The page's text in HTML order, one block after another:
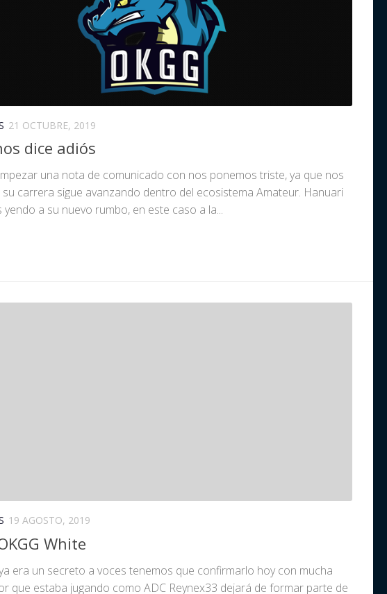
21 OCTUBRE, 2019
dice adiós
una nota de comunicado con nos ponemos triste, ya que nos
su carrera sigue avanzando dentro del ecosistema Amateur. Hanuari
a su nuevo rumbo, en este caso a la...
19 AGOSTO, 2019
White
era un secreto a voces tenemos que confirmarlo hoy con mucha
que estaba jugando como ADC Reynex33 dejará de formar parte de